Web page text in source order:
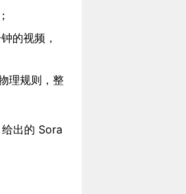
的视频，
理规则，整
出的 Sora